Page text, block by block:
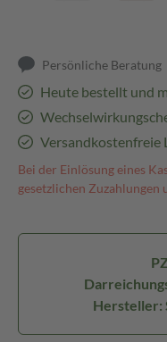
Persönliche Beratung
Heute bestellt und
Versandkostenfreie
Bei der Einlösung eines
gesetzlichen Zuzahlungen
Hersteller: